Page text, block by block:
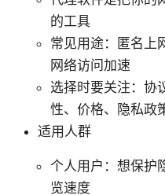
的工具
常见用途：匿名上
网络访问加速
选择时要关注：协
性、价格、隐私政
适用人群
个人用户：想保护
览速度